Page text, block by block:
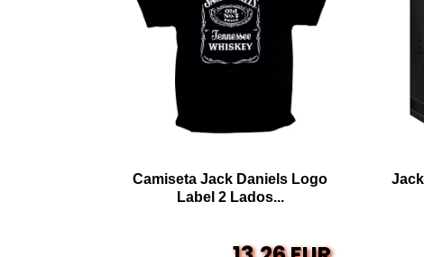
Camiseta Jack Daniels Logo
Label 2 Lados...